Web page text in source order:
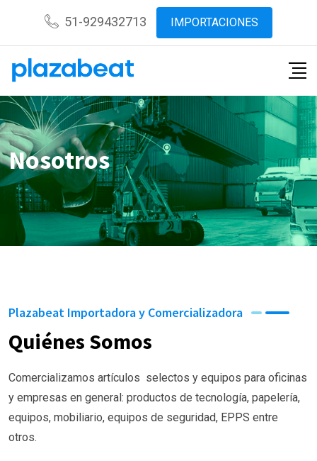
51-929432713 IMPORTACIONES
Nosotros
Plazabeat Importadora y Comercializadora
Quiénes Somos
Comercializamos artículos selectos y equipos para oficinas
y empresas en general: productos de tecnología, papelería,
equipos, mobiliario, equipos de seguridad, EPPS entre
otros.